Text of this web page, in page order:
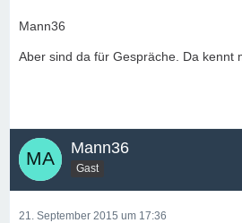
Mann36
Aber sind da für Gespräche. Da kennt
Mann36
Gast
21. September 2015 um 17:36